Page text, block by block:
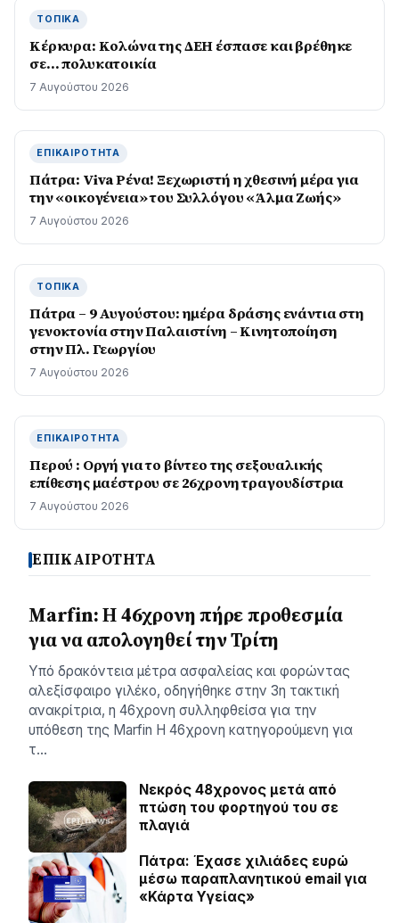
ΤΟΠΙΚΆ
Κέρκυρα: Κολώνα της ΔΕΗ έσπασε και βρέθηκε
σε… πολυκατοικία
7 Αυγούστου 2026
ΕΠΙΚΑΙΡΌΤΗΤΑ
Πάτρα: Viva Ρένα! Ξεχωριστή η χθεσινή μέρα για
την «οικογένεια» του Συλλόγου «Άλμα Ζωής»
7 Αυγούστου 2026
ΤΟΠΙΚΆ
Πάτρα – 9 Αυγούστου: ημέρα δράσης ενάντια στη
γενοκτονία στην Παλαιστίνη – Κινητοποίηση
στην Πλ. Γεωργίου
7 Αυγούστου 2026
ΕΠΙΚΑΙΡΌΤΗΤΑ
Περού : Οργή για το βίντεο της σεξουαλικής
επίθεσης μαέστρου σε 26χρονη τραγουδίστρια
7 Αυγούστου 2026
ΕΠΙΚΑΙΡΟΤΗΤΑ
Marfin: Η 46χρονη πήρε προθεσμία
για να απολογηθεί την Τρίτη
Υπό δρακόντεια μέτρα ασφαλείας και φορώντας
αλεξίσφαιρο γιλέκο, οδηγήθηκε στην 3η τακτική
ανακρίτρια, η 46χρονη συλληφθείσα για την
υπόθεση της Marfin Η 46χρονη κατηγορούμενη για
τ…
Νεκρός 48χρονος μετά από
πτώση του φορτηγού του σε
πλαγιά
Πάτρα: Έχασε χιλιάδες ευρώ
μέσω παραπλανητικού email για
«Κάρτα Υγείας»